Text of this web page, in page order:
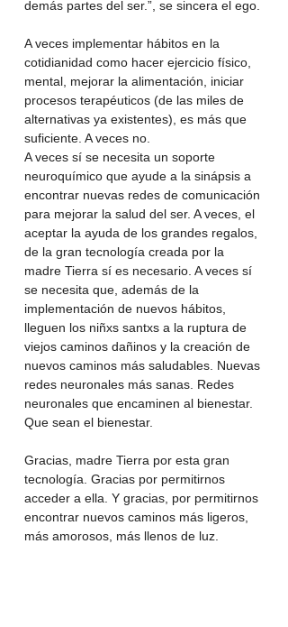
demás partes del ser.”, se sincera el ego.
A veces implementar hábitos en la
cotidianidad como hacer ejercicio físico,
mental, mejorar la alimentación, iniciar
procesos terapéuticos (de las miles de
alternativas ya existentes), es más que
suficiente. A veces no.
A veces sí se necesita un soporte
neuroquímico que ayude a la sinápsis a
encontrar nuevas redes de comunicación
para mejorar la salud del ser. A veces, el
aceptar la ayuda de los grandes regalos,
de la gran tecnología creada por la
madre Tierra sí es necesario. A veces sí
se necesita que, además de la
implementación de nuevos hábitos,
lleguen los niñxs santxs a la ruptura de
viejos caminos dañinos y la creación de
nuevos caminos más saludables. Nuevas
redes neuronales más sanas. Redes
neuronales que encaminen al bienestar.
Que sean el bienestar.
Gracias, madre Tierra por esta gran
tecnología. Gracias por permitirnos
acceder a ella. Y gracias, por permitirnos
encontrar nuevos caminos más ligeros,
más amorosos, más llenos de luz.